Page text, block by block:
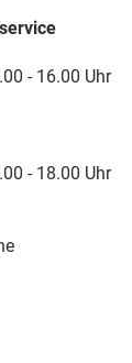
- 16.00 Uhr
- 18.00 Uhr